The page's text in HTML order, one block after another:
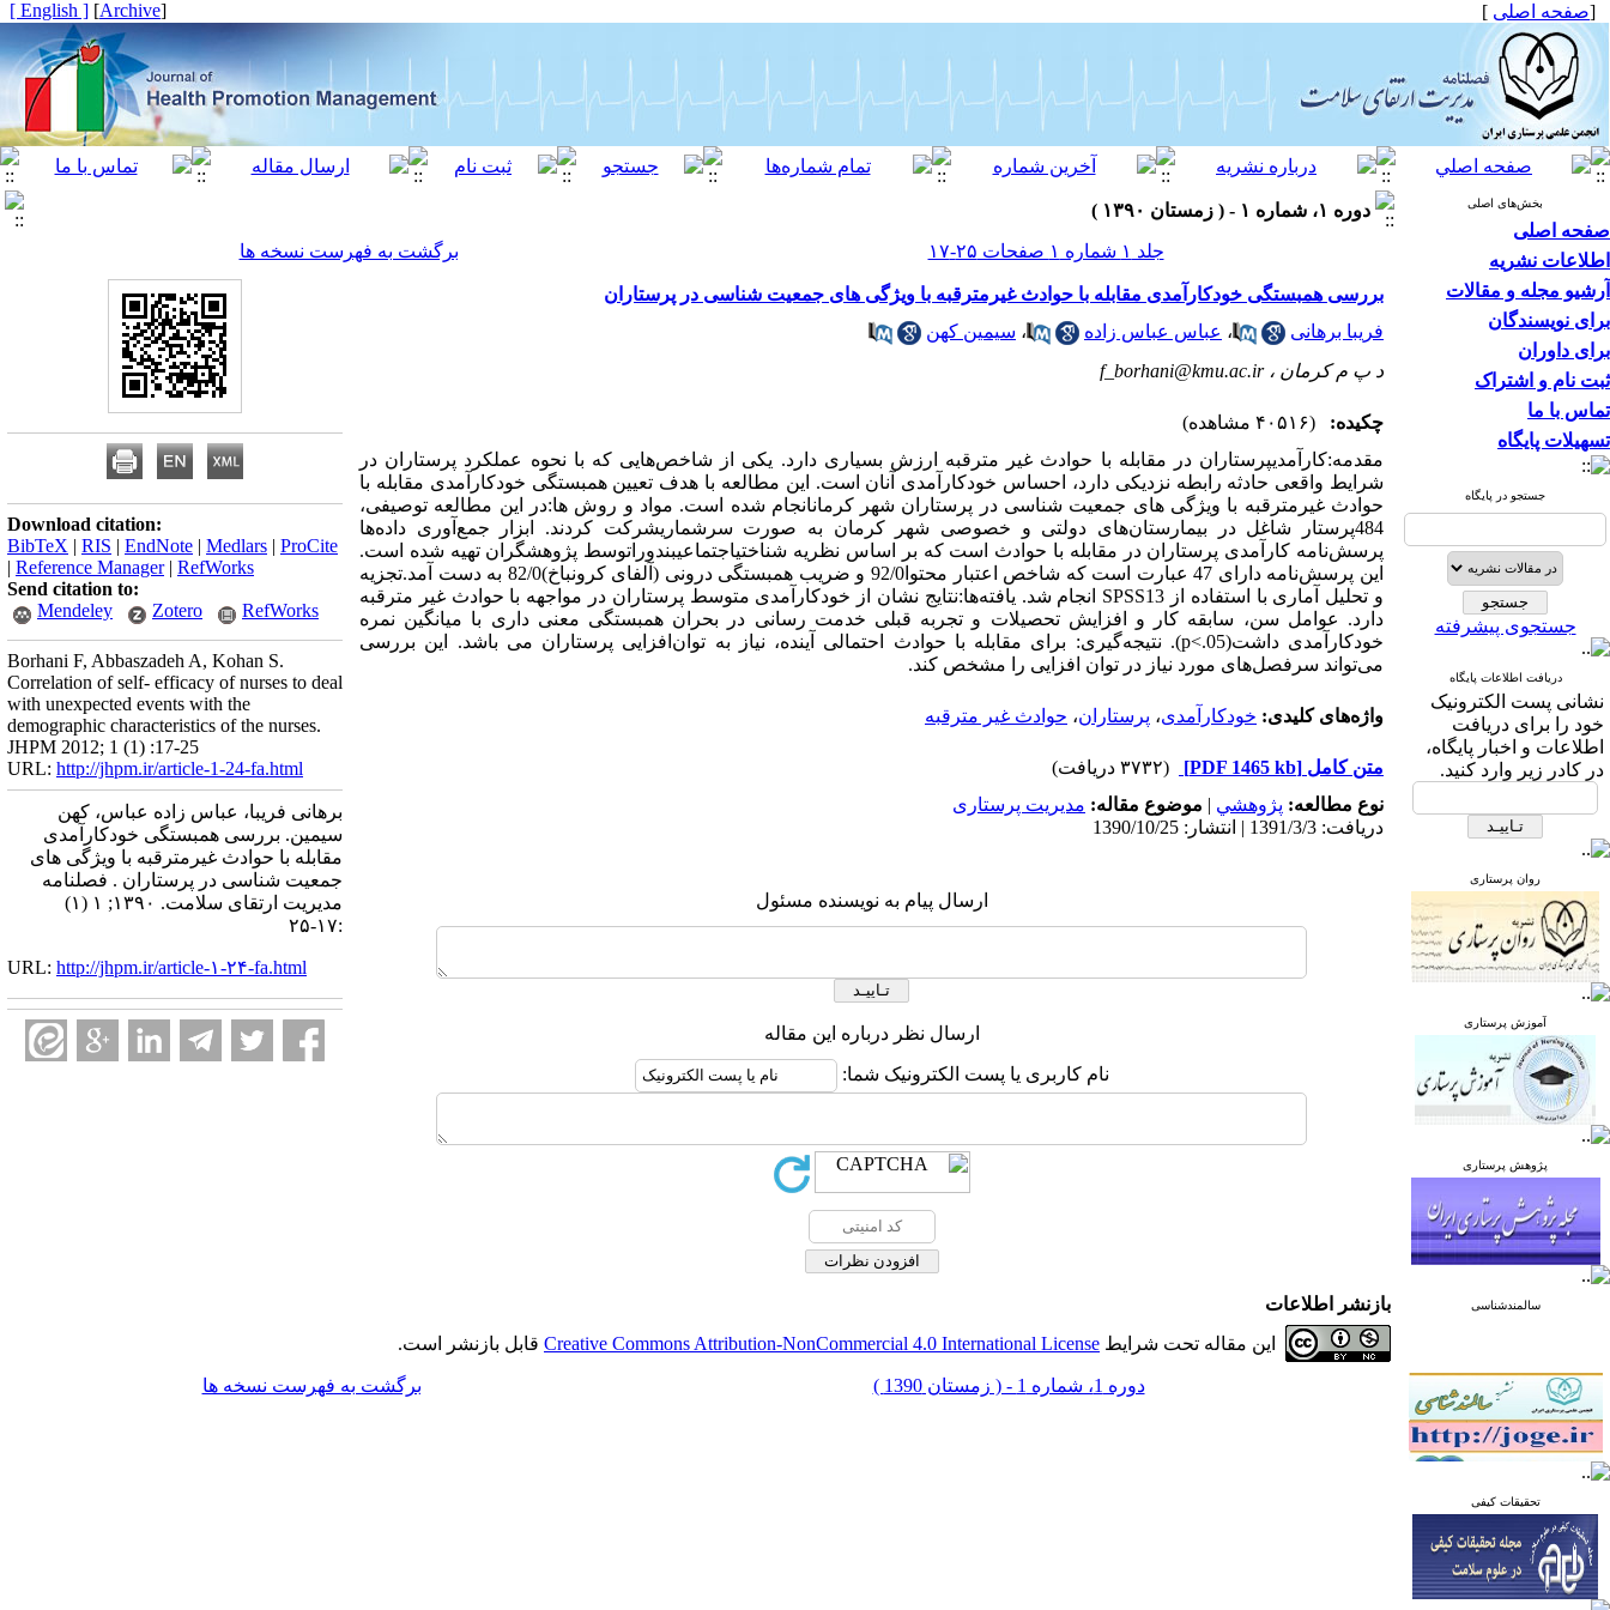
[صفحه اصلی ]
[
Archive
]
[ English ]
بخش‌های اصلی
صفحه اصلی
اطلاعات نشریه
آرشیو مجله و مقالات
برای نویسندگان
برای داوران
ثبت نام و اشتراک
تماس با ما
تسهیلات پایگاه
جستجو در پایگاه
جستجوی پیشرفته
دریافت اطلاعات پایگاه
نشانی پست الکترونیک
خود را برای دریافت
اطلاعات و اخبار پایگاه،
در کادر زیر وارد کنید.
روان پرستاری
آموزش پرستاری
پژوهش پرستاری
سالمندشناسی
تحقیقات کیفی
دوره ۱، شماره ۱ - ( زمستان ۱۳۹۰ )
جلد ۱ شماره ۱ صفحات ۲۵-۱۷
برگشت به فهرست نسخه ها
بررسی همبستگی خودکارآمدی مقابله با حوادث غیرمترقبه با ویژگی های جمعیت شناسی در پرستاران
فریبا برهانی
، عباس عباس زاده ، سیمین کهن
د پ م کرمان ،f_borhani@kmu.ac.ir
چکیده:
(۴۰۵۱۶ مشاهده)
مقدمه:کارآمدیپرستاران در مقابله با حوادث غیر مترقبه ارزش بسیاری دارد. یکی از شاخص‌هایی که با نحوه عملکرد پرستاران در
شرایط واقعی حادثه رابطه نزدیکی دارد، احساس خودکارآمدی آنان است. این مطالعه با هدف تعیین همبستگی خودکارآمدی مقابله با
حوادث غیرمترقبه با ویژگی های جمعیت شناسی در پرستاران شهر کرمانانجام شده است. مواد و روش ها:در این مطالعه توصیفی،
484پرستار شاغل در بیمارستان‌های دولتی و خصوصی شهر کرمان به صورت سرشماریشرکت کردند. ابزار جمع‌آوری داده‌ها
پرسش‌نامه‌ کارآمدی پرستاران در مقابله با حوادث است که بر اساس نظریه شناختیاجتماعیبندوراتوسط پژوهشگران تهیه شده است.
این پرسش‌نامه دارای 47 عبارت است که شاخص اعتبار محتوا92/0 و ضریب همبستگی درونی (آلفای کرونباخ)82/0 به دست آمد.تجزیه
و تحلیل آماری با استفاده از SPSS13 انجام شد. یافته‌ها:نتایج نشان از خودکارآمدی متوسط پرستاران در مواجهه با حوادث غیر مترقبه
دارد. عوامل سن، سابقه کار و افزایش تحصیلات و تجربه قبلی خدمت رسانی در بحران همبستگی معنی داری با میانگین نمره
خودکارآمدی داشت(p<.05). نتیجه‌گیری: برای مقابله با حوادث احتمالی آینده، نیاز به توان‌افزایی پرستاران می باشد. این بررسی
می‌تواند سرفصل‌های مورد نیاز در توان افزایی را مشخص کند.
واژه‌های کلیدی: خودکارآمدی، پرستاران، حوادث غیر مترقبه
متن کامل [PDF 1465 kb]
(۳۷۳۲ دریافت)
نوع مطالعه: پژوهشي | موضوع مقاله: مدیریت پرستاری
دریافت: 1391/3/3 | انتشار: 1390/10/25
ارسال پیام به نویسنده مسئول
ارسال نظر درباره این مقاله
نام کاربری یا پست الکترونیک شما:
Download citation:
BibTeX | RIS | EndNote | Medlars | ProCite
| Reference Manager| RefWorks
Send citation to:
Mendeley
Zotero RefWorks
Borhani F, Abbaszadeh A, Kohan S.
Correlation of self- efficacy of nurses to deal
with unexpected events with the
demographic characteristics of the nurses.
JHPM 2012; 1 (1) :17-25
URL: http://jhpm.ir/article-1-24-fa.html
برهانی فریبا، عباس زاده عباس، کهن
سیمین. بررسی همبستگی خودکارآمدی
مقابله با حوادث غیرمترقبه با ویژگی های
جمعیت شناسی در پرستاران . فصلنامه
مدیریت ارتقای سلامت. ۱۳۹۰; ۱ (۱)
:۱۷-۲۵
URL: http://jhpm.ir/article-۱-۲۴-fa.html
بازنشر اطلاعات
این مقاله تحت شرایط Creative Commons Attribution-NonCommercial 4.0 International License قابل بازنشر است.
دوره 1، شماره 1 - ( زمستان 1390 ) برگشت به فهرست نسخه ها